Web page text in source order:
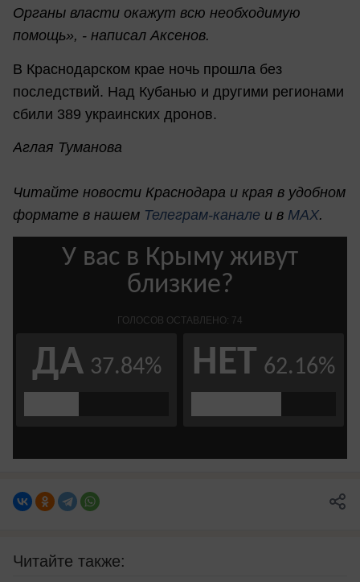
Органы власти окажут всю необходимую
помощь», - написал Аксенов.
В Краснодарском крае ночь прошла без
последствий. Над Кубанью и другими регионами
сбили 389 украинских дронов.
Аглая Туманова
Читайте новости Краснодара и края в удобном
формате в нашем Телеграм-канале и в MAX.
Читайте также: